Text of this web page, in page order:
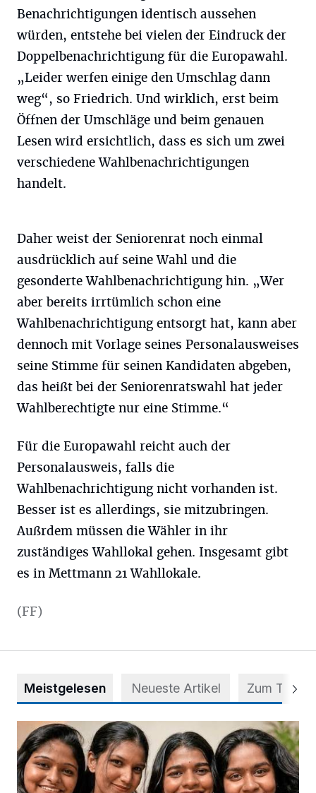
Benachrichtigungen identisch aussehen
würden, entstehe bei vielen der Eindruck der
Doppelbenachrichtigung für die Europawahl.
„Leider werfen einige den Umschlag dann
weg“, so Friedrich. Und wirklich, erst beim
Öffnen der Umschläge und beim genauen
Lesen wird ersichtlich, dass es sich um zwei
verschiedene Wahlbenachrichtigungen
handelt.
Daher weist der Seniorenrat noch einmal
ausdrücklich auf seine Wahl und die
gesonderte Wahlbenachrichtigung hin. „Wer
aber bereits irrtümlich schon eine
Wahlbenachrichtigung entsorgt hat, kann aber
dennoch mit Vorlage seines Personalausweises
seine Stimme für seinen Kandidaten abgeben,
das heißt bei der Seniorenratswahl hat jeder
Wahlberechtigte nur eine Stimme.“
Für die Europawahl reicht auch der
Personalausweis, falls die
Wahlbenachrichtigung nicht vorhanden ist.
Besser ist es allerdings, sie mitzubringen.
Außrdem müssen die Wähler in ihr
zuständiges Wahllokal gehen. Insgesamt gibt
es in Mettmann 21 Wahllokale.
(FF)
Meistgelesen Neueste Artikel Zum Thema
Nach Betrug: Azubis der Diakonie hoffen auf Hilfe